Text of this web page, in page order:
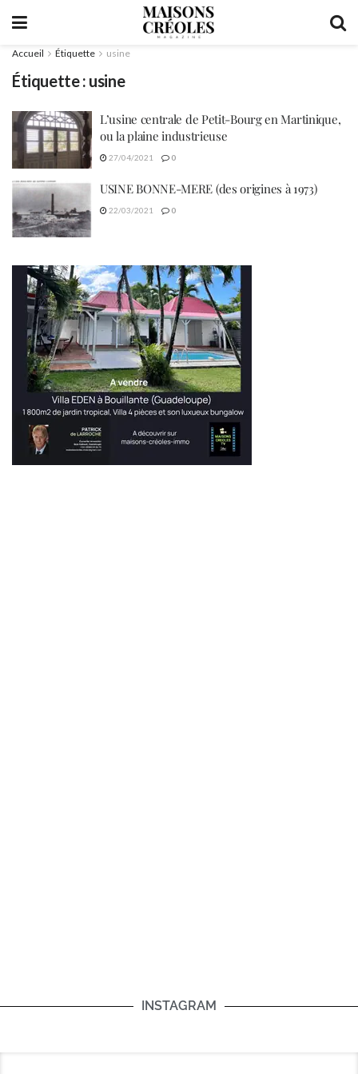
Accueil Étiquette usine
Étiquette : usine
L’usine centrale de Petit-Bourg en Martinique,
ou la plaine industrieuse
27/04/2021 0
USINE BONNE-MERE (des origines à 1973)
22/03/2021 0
INSTAGRAM